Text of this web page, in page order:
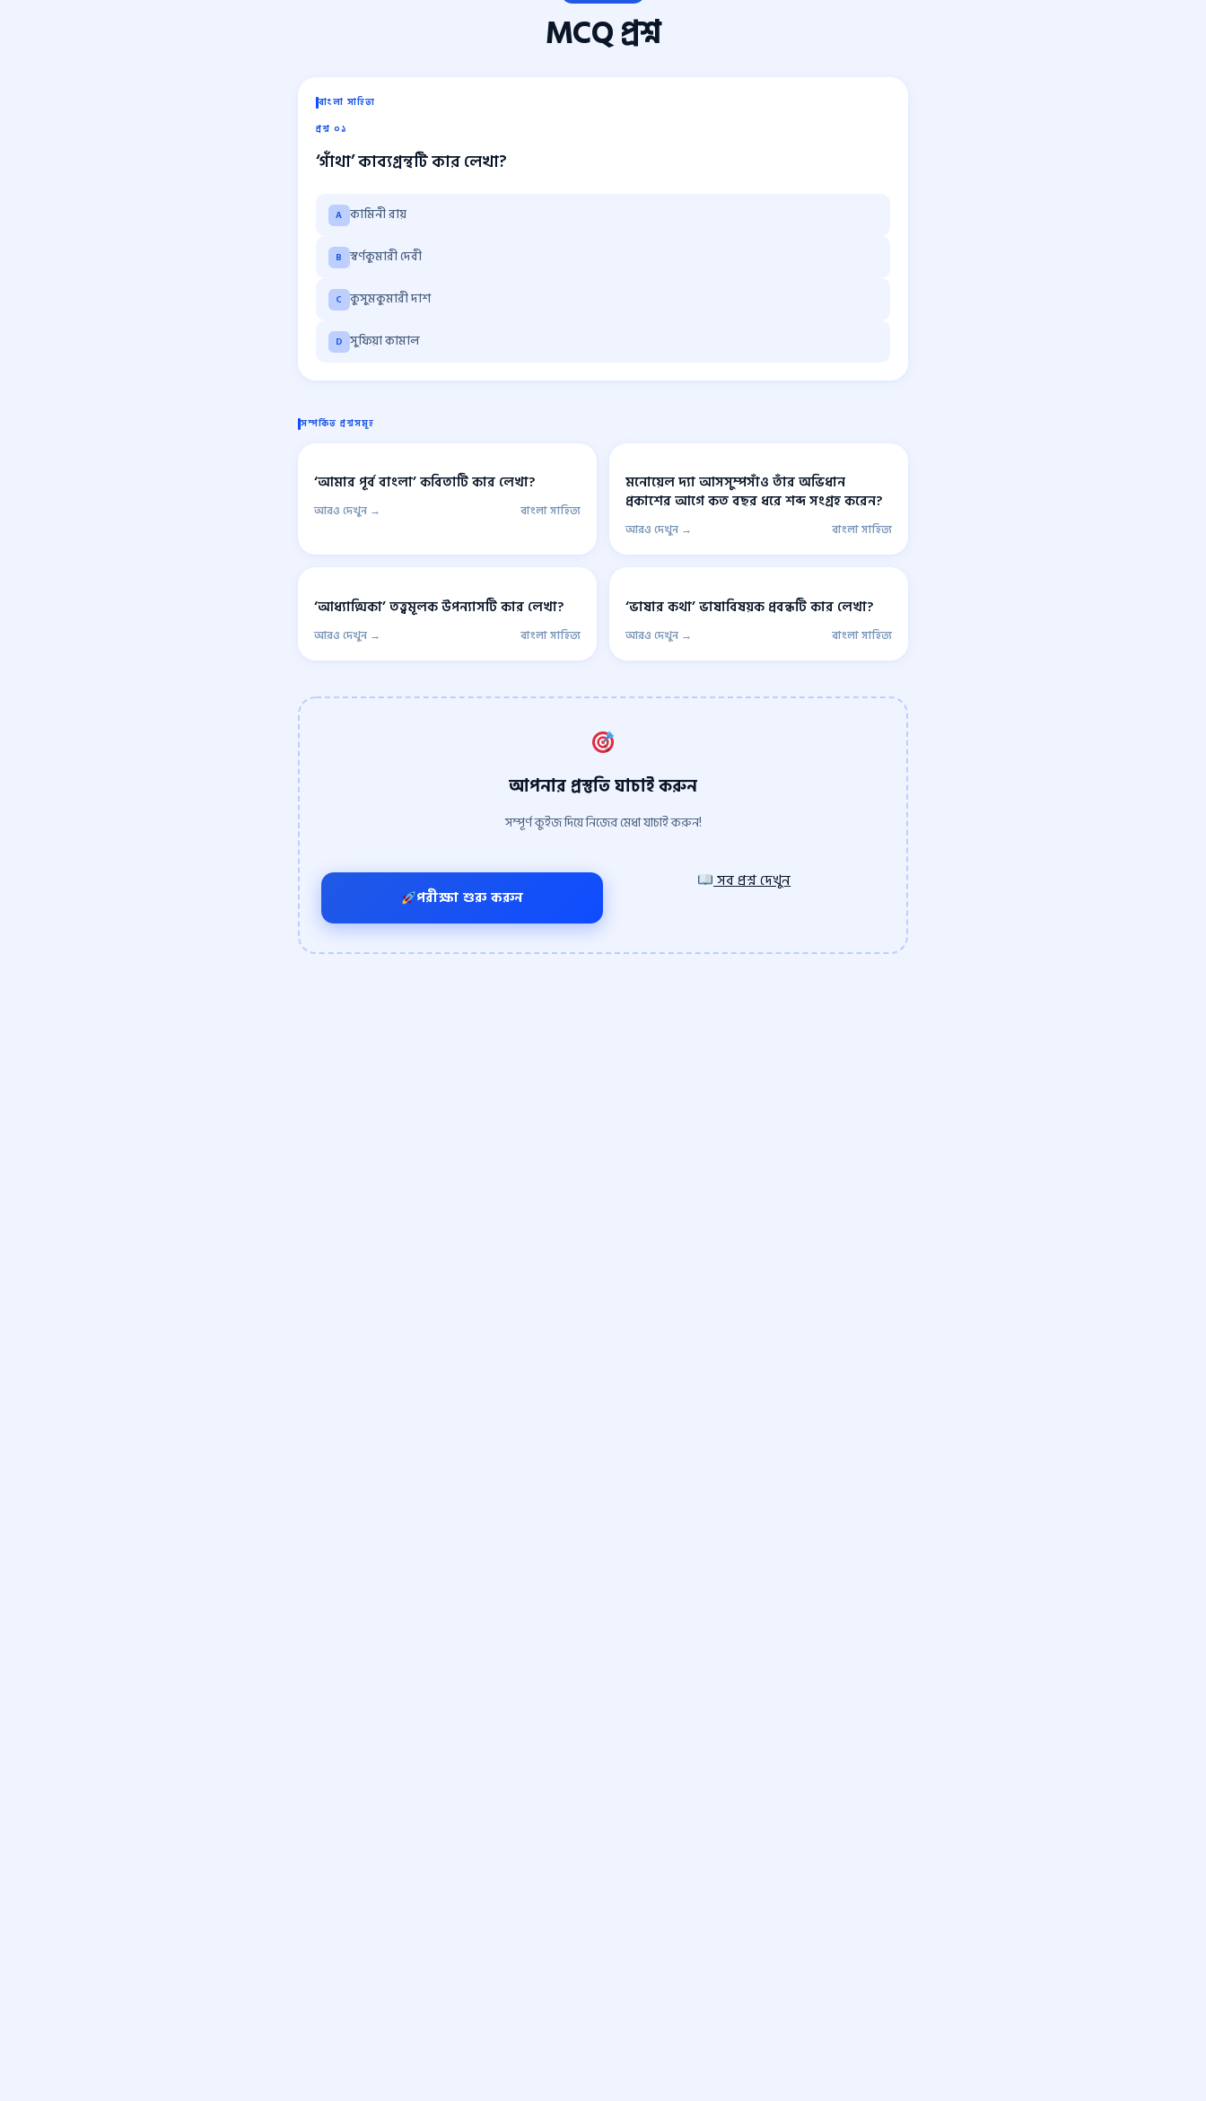
MCQপ্রশ্ন
বাংলা সাহিত্য
প্রশ্ন ০১
‘গাঁথা’ কাব্যগ্রন্থটি কার লেখা?
A কামিনী রায়
B স্বর্ণকুমারী দেবী
C কুসুমকুমারী দাশ
D সুফিয়া কামাল
সম্পর্কিত প্রশ্নসমূহ
‘আমার পূর্ব বাংলা’ কবিতাটি কার লেখা?
আরও দেখুন → বাংলা সাহিত্য
মনোয়েল দ্যা আসসুম্পসাঁও তাঁর অভিধান
প্রকাশের আগে কত বছর ধরে শব্দ সংগ্রহ করেন?
আরও দেখুন → বাংলা সাহিত্য
‘আধ্যাত্মিকা’ তত্ত্বমূলক উপন্যাসটি কার লেখা?
আরও দেখুন → বাংলা সাহিত্য
‘ভাষার কথা’ ভাষাবিষয়ক প্রবন্ধটি কার লেখা?
আরও দেখুন → বাংলা সাহিত্য
আপনার প্রস্তুতি যাচাই করুন
সম্পূর্ণ কুইজ দিয়ে নিজের মেধা যাচাই করুন!
পরীক্ষা শুরু করুন
সব প্রশ্ন দেখুন